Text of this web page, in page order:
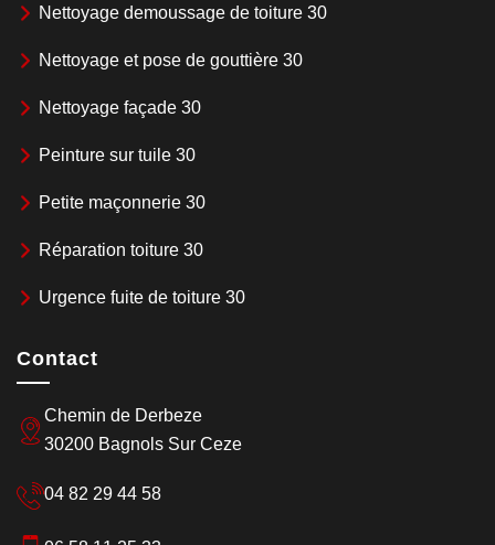
Nettoyage demoussage de toiture 30
Nettoyage et pose de gouttière 30
Nettoyage façade 30
Peinture sur tuile 30
Petite maçonnerie 30
Réparation toiture 30
Urgence fuite de toiture 30
Contact
Chemin de Derbeze
30200 Bagnols Sur Ceze
04 82 29 44 58